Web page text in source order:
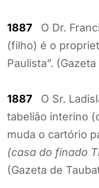
1887 O Dr.
(filho) é o
Paulista”.
1887 O Sr.
tabelião interino
muda o cartório
(casa do finado
(Gazeta de